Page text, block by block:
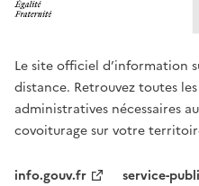
Le site officiel d’information
distance. Retrouvez toutes
administratives nécessaires
covoiturage sur votre
info.gouv.fr
service-